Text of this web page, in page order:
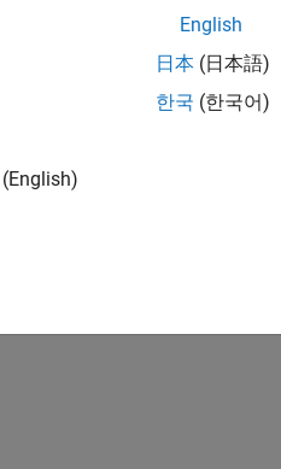
(English)
English
日本 (日本語)
한국 (한국어)